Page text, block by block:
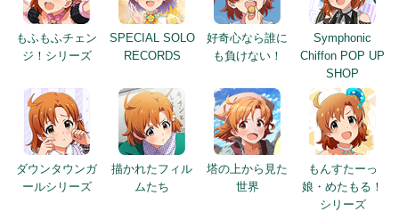
もふもふチェン
ジ！シリーズ
SPECIAL SOLO
RECORDS
好奇心なら誰に
も負けない！
Symphonic
Chiffon POP UP
SHOP
ダウンタウンガ
ールシリーズ
描かれたフィル
ムたち
塔の上から見た
世界
もんすたーっ
娘・めたもる！
シリーズ